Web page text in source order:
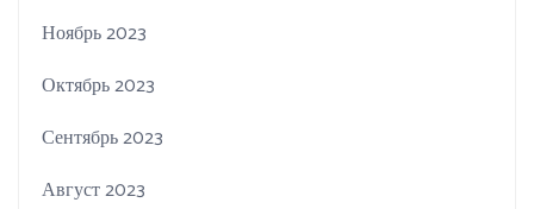
Ноябрь 2023
Октябрь 2023
Сентябрь 2023
Август 2023